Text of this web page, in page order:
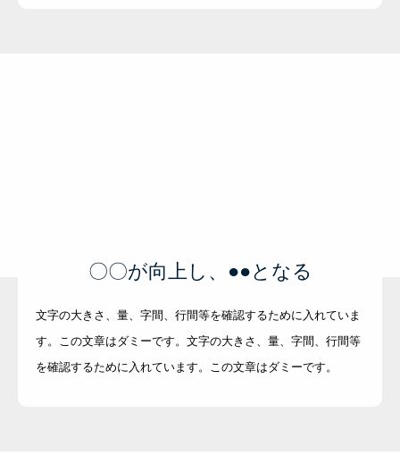
〇〇が向上し、●●となる
文字の大きさ、量、字間、行間等を確認するために入れていま
す。この文章はダミーです。文字の大きさ、量、字間、行間等
を確認するために入れています。この文章はダミーです。